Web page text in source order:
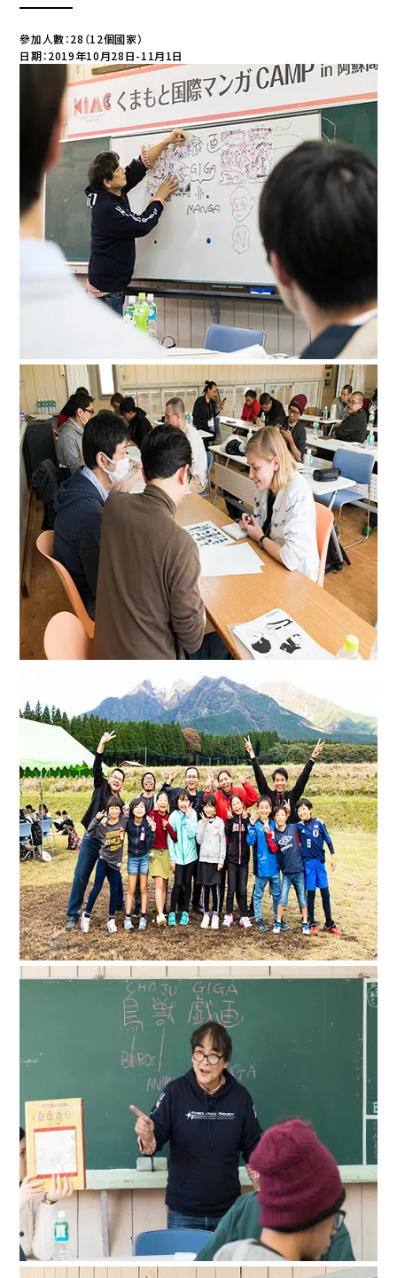
參加人數：28（12個國家）
日期：2019年10月28日-11月1日